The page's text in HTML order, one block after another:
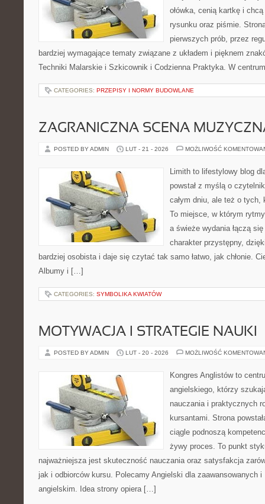
ołówka, cenią kartkę i
rysunku oraz piśmie.
pierwszych prób, przez
bardziej wymagające tematy związane z układem i pięknem
Techniki Malarskie i Szkicownik i Codzienna Praktyka. W
CATEGORIES: PRZEPISY I NORMY BUDOWLANE
ZAGRANICZNA SCENA
POSTED BY ADMIN LUT - 21 - 2026 MOŻLIWOŚĆ
Limith to lifestylowy blog
powstał z myślą o
całym dniu, ale też o
To miejsce, w którym
a świeże wydania łączą
charakter przystępny,
bardziej osobista i daje się czytać tak samo łatwo, jak chłonie.
Albumy i […]
CATEGORIES: SYMBOLIKA KWIATÓW
MOTYWACJA I STRATEGIE NAUKI
POSTED BY ADMIN LUT - 20 - 2026 MOŻLIWOŚĆ
Kongres Anglistów to
angielskiego, którzy
nauczania i praktycznych
kursantami. Strona
ciągle podnoszą
żywy proces. To punkt
najważniejsza jest skuteczność nauczania oraz satysfakcja
jak i odbiorców kursu. Polecamy Angielski dla zaawansowanych
angielskim. Idea strony opiera […]